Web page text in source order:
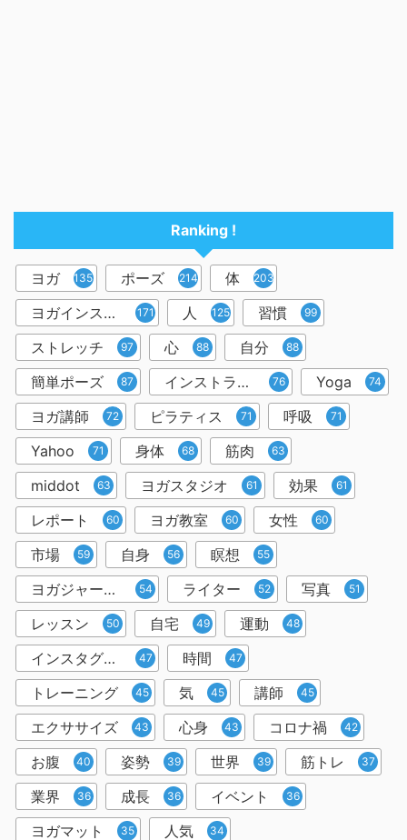
Ranking !
ヨガ 1357 ポーズ 214 体 203
ヨガインストラクター 171 人 125 習慣 99
ストレッチ 97 心 88 自分 88
簡単ポーズ 87 インストラクター 76 Yoga 74
ヨガ講師 72 ピラティス 71 呼吸 71
Yahoo 71 身体 68 筋肉 63
middot 63 ヨガスタジオ 61 効果 61
レポート 60 ヨガ教室 60 女性 60
市場 59 自身 56 瞑想 55
ヨガジャーナルオンライン 54 ライター 52 写真 51
レッスン 50 自宅 49 運動 48
インスタグラム 47 時間 47
トレーニング 45 気 45 講師 45
エクササイズ 43 心身 43 コロナ禍 42
お腹 40 姿勢 39 世界 39 筋トレ 37
業界 36 成長 36 イベント 36
ヨガマット 35 人気 34